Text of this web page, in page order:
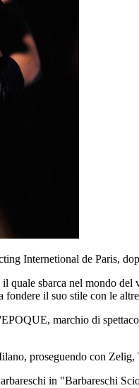
Internetional de Paris,
sbarca nel mondo
il suo stile con le
marchio di
proseguendo con Zelig,
in "Barbareschi